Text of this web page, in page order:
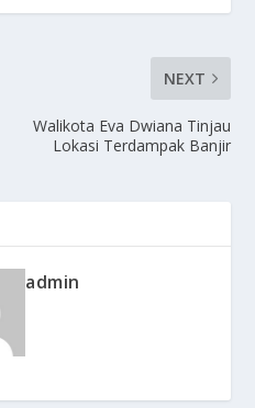
NEXT
Walikota Eva Dwiana Tinjau
Lokasi Terdampak Banjir
admin